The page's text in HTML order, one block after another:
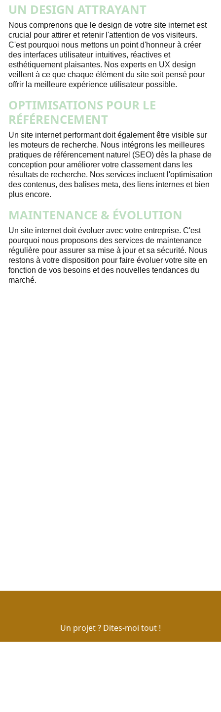
UN DESIGN ATTRAYANT
Nous comprenons que le design de votre site internet est
crucial pour attirer et retenir l'attention de vos visiteurs.
C'est pourquoi nous mettons un point d'honneur à créer
des interfaces utilisateur intuitives, réactives et
esthétiquement plaisantes. Nos experts en UX design
veillent à ce que chaque élément du site soit pensé pour
offrir la meilleure expérience utilisateur possible.
OPTIMISATIONS POUR LE
RÉFÉRENCEMENT
Un site internet performant doit également être visible sur
les moteurs de recherche. Nous intégrons les meilleures
pratiques de référencement naturel (SEO) dès la phase de
conception pour améliorer votre classement dans les
résultats de recherche. Nos services incluent l'optimisation
des contenus, des balises meta, des liens internes et bien
plus encore.
MAINTENANCE & ÉVOLUTION
Un site internet doit évoluer avec votre entreprise. C'est
pourquoi nous proposons des services de maintenance
régulière pour assurer sa mise à jour et sa sécurité. Nous
restons à votre disposition pour faire évoluer votre site en
fonction de vos besoins et des nouvelles tendances du
marché.
Un projet ? Dites-moi tout !